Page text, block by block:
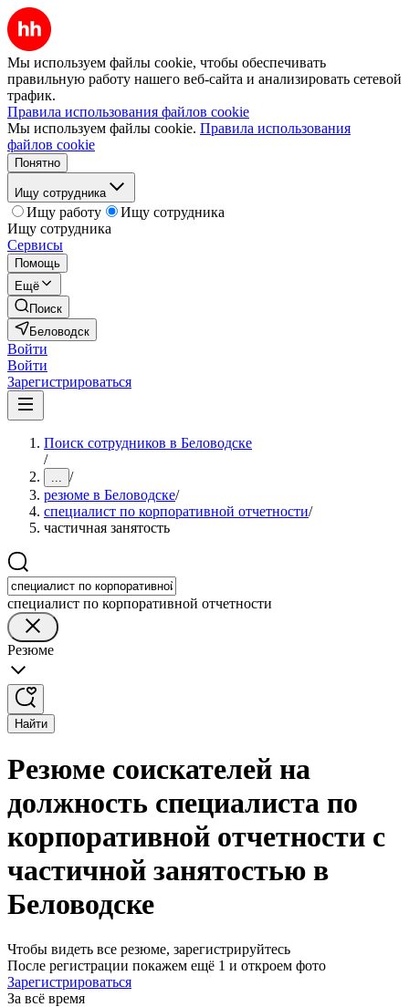
Мы используем файлы cookie, чтобы обеспечивать
правильную работу нашего веб-сайта и анализировать сетевой
трафик.
Правила использования файлов cookie
Мы используем файлы cookie. Правила использования
файлов cookie
Понятно
Ищу сотрудника
Ищу работу
Ищу сотрудника
Ищу сотрудника
Сервисы
Помощь
Ещё
Поиск
Беловодск
Войти
Войти
Зарегистрироваться
Поиск сотрудников в Беловодске
/
... /
резюме в Беловодске/
специалист по корпоративной отчетности/
частичная занятость
специалист по корпоративной отчетности
Резюме
Найти
Резюме соискателей на
должность специалиста по
корпоративной отчетности с
частичной занятостью в
Беловодске
Чтобы видеть все резюме, зарегистрируйтесь
После регистрации покажем ещё 1 и откроем фото
Зарегистрироваться
За всё время